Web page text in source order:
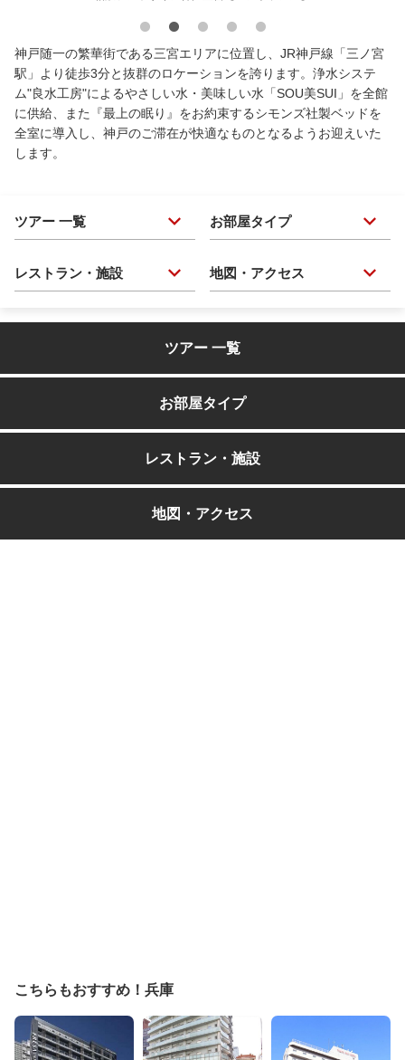
神戸随一の繁華街である三宮エリアに位置し、JR神戸線「三ノ宮
駅」より徒歩3分と抜群のロケーションを誇ります。浄水システ
ム"良水工房"によるやさしい水・美味しい水「SOU美SUI」を全館
に供給、また『最上の眠り』をお約束するシモンズ社製ベッドを
全室に導入し、神戸のご滞在が快適なものとなるようお迎えいた
します。
ツアー 一覧 お部屋タイプ
レストラン・施設 地図・アクセス
ツアー 一覧
お部屋タイプ
レストラン・施設
地図・アクセス
こちらもおすすめ！兵庫